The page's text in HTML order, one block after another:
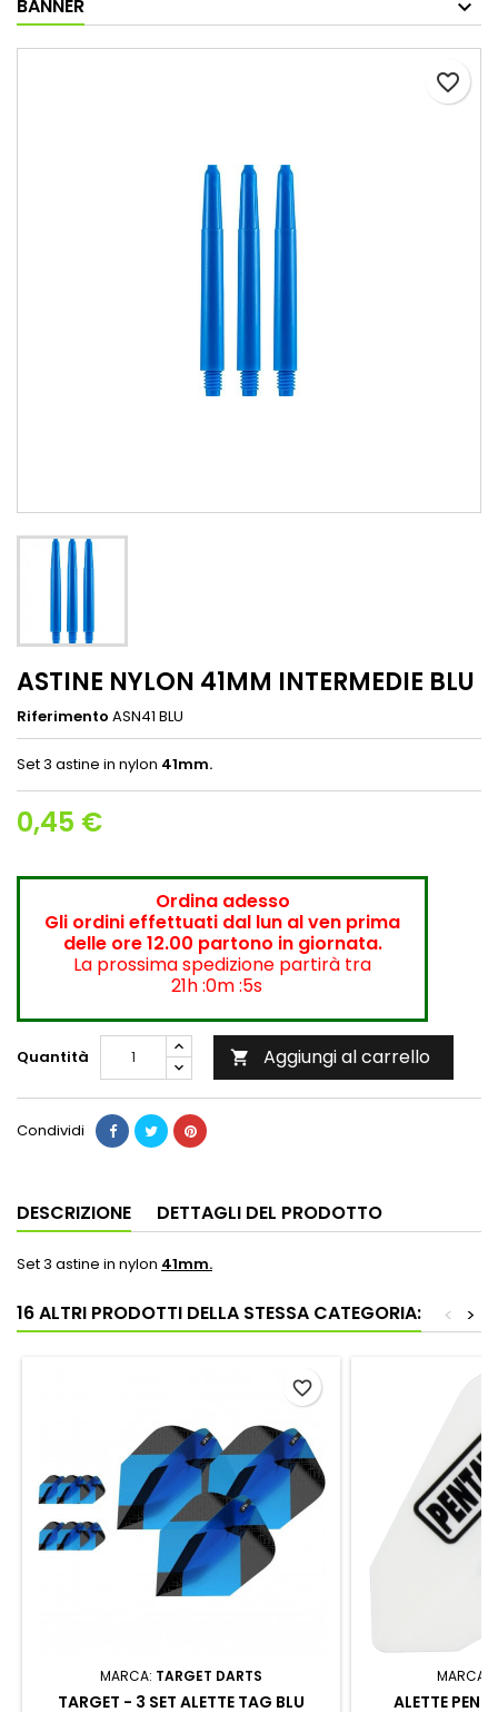
BANNER
favorite_border
ASTINE NYLON 41MM INTERMEDIE BLU
Riferimento ASN41 BLU
Set 3 astine in nylon 41mm.
0,45 €
Ordina adesso
Gli ordini effettuati dal lun al ven prima
delle ore 12.00 partono in giornata.
La prossima spedizione partirà tra
21h :0m :5s
Quantità  Aggiungi al carrello
Condividi
DESCRIZIONE DETTAGLI DEL PRODOTTO
Set 3 astine in nylon 41mm.
16 ALTRI PRODOTTI DELLA STESSA CATEGORIA: >
<
MARCA: TARGET DARTS
TARGET - 3 SET ALETTE TAG BLU
favorite_border
MARCA:
ALETTE